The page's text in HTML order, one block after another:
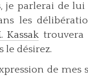
je parlerai de
les
Kassak trouvera
le désirez.
de